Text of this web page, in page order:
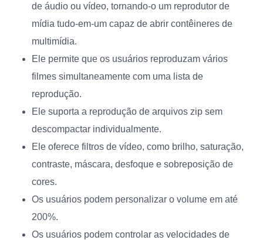
de áudio ou vídeo, tornando-o um reprodutor de
mídia tudo-em-um capaz de abrir contêineres de
multimídia.
Ele permite que os usuários reproduzam vários
filmes simultaneamente com uma lista de
reprodução.
Ele suporta a reprodução de arquivos zip sem
descompactar individualmente.
Ele oferece filtros de vídeo, como brilho, saturação,
contraste, máscara, desfoque e sobreposição de
cores.
Os usuários podem personalizar o volume em até
200%.
Os usuários podem controlar as velocidades de